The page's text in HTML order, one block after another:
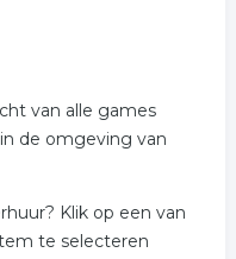
van alle games
de omgeving van
Klik op een van
te selecteren